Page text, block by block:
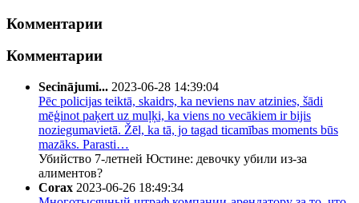
Комментарии
Комментарии
Secinājumi... 2023-06-28 14:39:04
Pēc policijas teiktā, skaidrs, ka neviens nav atzinies, šādi
mēģinot paķert uz muļķi, ka viens no vecākiem ir bijis
noziegumavietā. Žēl, ka tā, jo tagad ticamības moments būs
mazāks. Parasti…
Убийство 7-летней Юстине: девочку убили из-за
алиментов?
Corax 2023-06-26 18:49:34